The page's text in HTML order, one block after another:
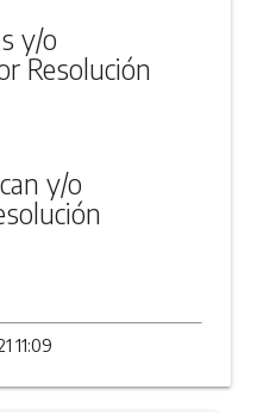
y/o
Resolución
y/o
11:09